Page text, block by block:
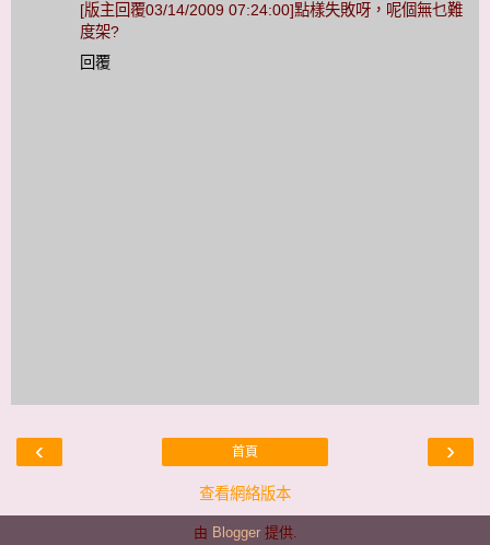
[版主回覆03/14/2009 07:24:00]點樣失敗呀，呢個無乜難
度架?
回覆
‹ ›
首頁
查看網絡版本
由 Blogger提供.